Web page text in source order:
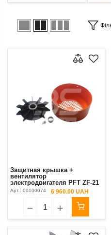
Защитная крышка +
вентилятор
электродвигателя PFT ZF-21
A100
Арт.: 00100074 6 960.00 UAH